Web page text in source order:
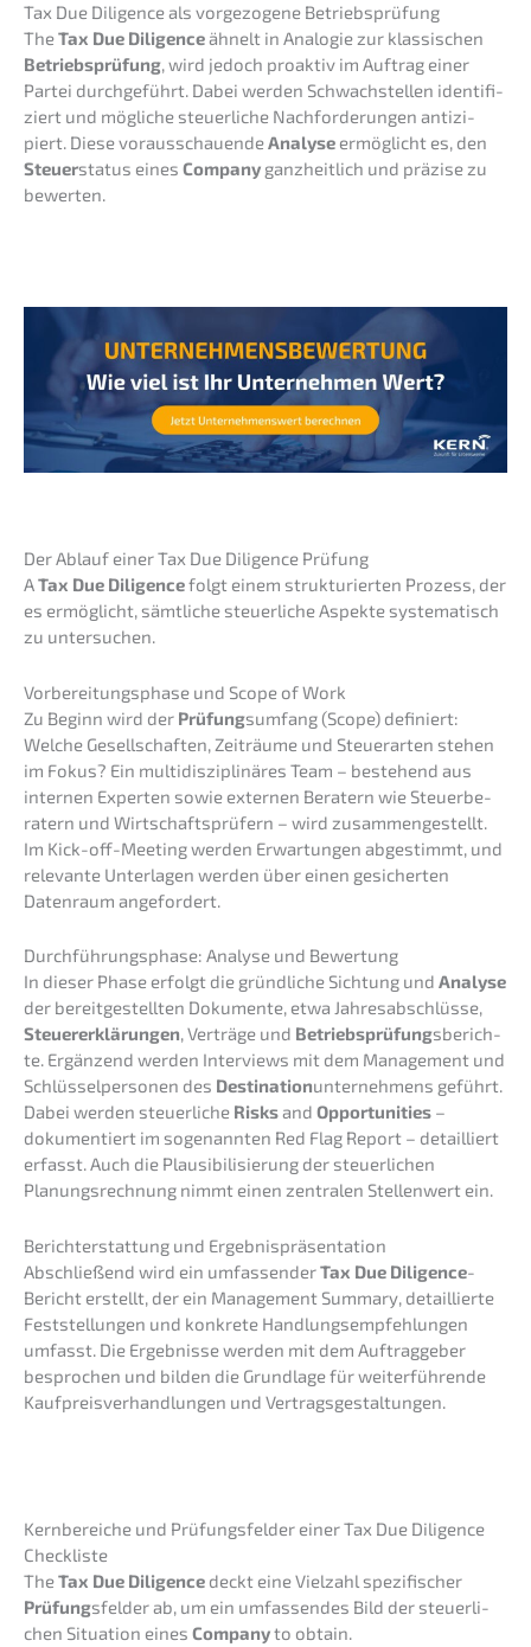
Tax Due Diligence als vorge­zo­ge­ne Betriebsprüfung
TheTax Due Diligenceähnelt in Analo­gie zur klassi­schen
Betriebs­prü­fung, wird jedoch proak­tiv im Auftrag einer
Partei durch­ge­führt. Dabei werden Schwach­stel­len identi­fi­
ziert und mögli­che steuer­li­che Nachfor­de­run­gen antizi­
piert. Diese voraus­schau­en­deAnaly­se ermög­licht es, den
Steuerstatus eines Compa­ny ganzheit­lich und präzi­se zu
bewerten.
Der Ablauf einer Tax Due Diligence Prüfung
ATax Due Diligencefolgt einem struk­tu­rier­ten Prozess, der
es ermög­licht, sämtli­che steuer­li­che Aspek­te syste­ma­tisch
zu untersuchen.
Vorbe­rei­tungs­pha­se und Scope of Work
Zu Beginn wird der Prüfungsumfang (Scope) definiert:
Welche Gesell­schaf­ten, Zeiträu­me und Steuer­ar­ten stehen
im Fokus? Ein multi­dis­zi­pli­nä­res Team – bestehend aus
inter­nen Exper­ten sowie exter­nen Beratern wie Steuer­be­
ra­tern und Wirtschafts­prü­fern – wird zusam­men­ge­stellt.
Im Kick-off-Meeting werden Erwar­tun­gen abgestimmt, und
relevan­te Unter­la­gen werden über einen gesicher­ten
Daten­raum angefordert.
Durch­füh­rungs­pha­se: Analy­se und Bewertung
In dieser Phase erfolgt die gründ­li­che Sichtung und Analy­se
der bereit­ge­stell­ten Dokumen­te, etwa Jahres­ab­schlüs­se,
Steuer­erklä­run­gen, Verträ­ge und Betriebs­prü­fungsberich­
te. Ergän­zend werden Inter­views mit dem Manage­ment und
Schlüs­sel­per­so­nen des Desti­na­ti­onunter­neh­mens geführt.
Dabei werden steuer­li­che Risksand Oppor­tu­ni­ties –
dokumen­tiert im sogenann­ten Red Flag Report – detail­liert
erfasst. Auch die Plausi­bi­li­sie­rung der steuer­li­chen
Planungs­rech­nung nimmt einen zentra­len Stellen­wert ein.
Bericht­erstat­tung und Ergebnispräsentation
Abschlie­ßend wird ein umfas­sen­derTax Due Diligence-
Bericht erstellt, der ein Manage­ment Summa­ry, detail­lier­te
Feststel­lun­gen und konkre­te Handlungs­emp­feh­lun­gen
umfasst. Die Ergeb­nis­se werden mit dem Auftrag­ge­ber
bespro­chen und bilden die Grund­la­ge für weiter­füh­ren­de
Kaufpreis­ver­hand­lun­gen und Vertragsgestaltungen.
Kernbe­rei­che und Prüfungs­fel­der einer Tax Due Diligence
Checkliste
TheTax Due Diligence deckt eine Vielzahl spezi­fi­scher
Prüfungsfelder ab, um ein umfas­sen­des Bild der steuer­li­
chen Situa­ti­on eines Compa­nyto obtain.